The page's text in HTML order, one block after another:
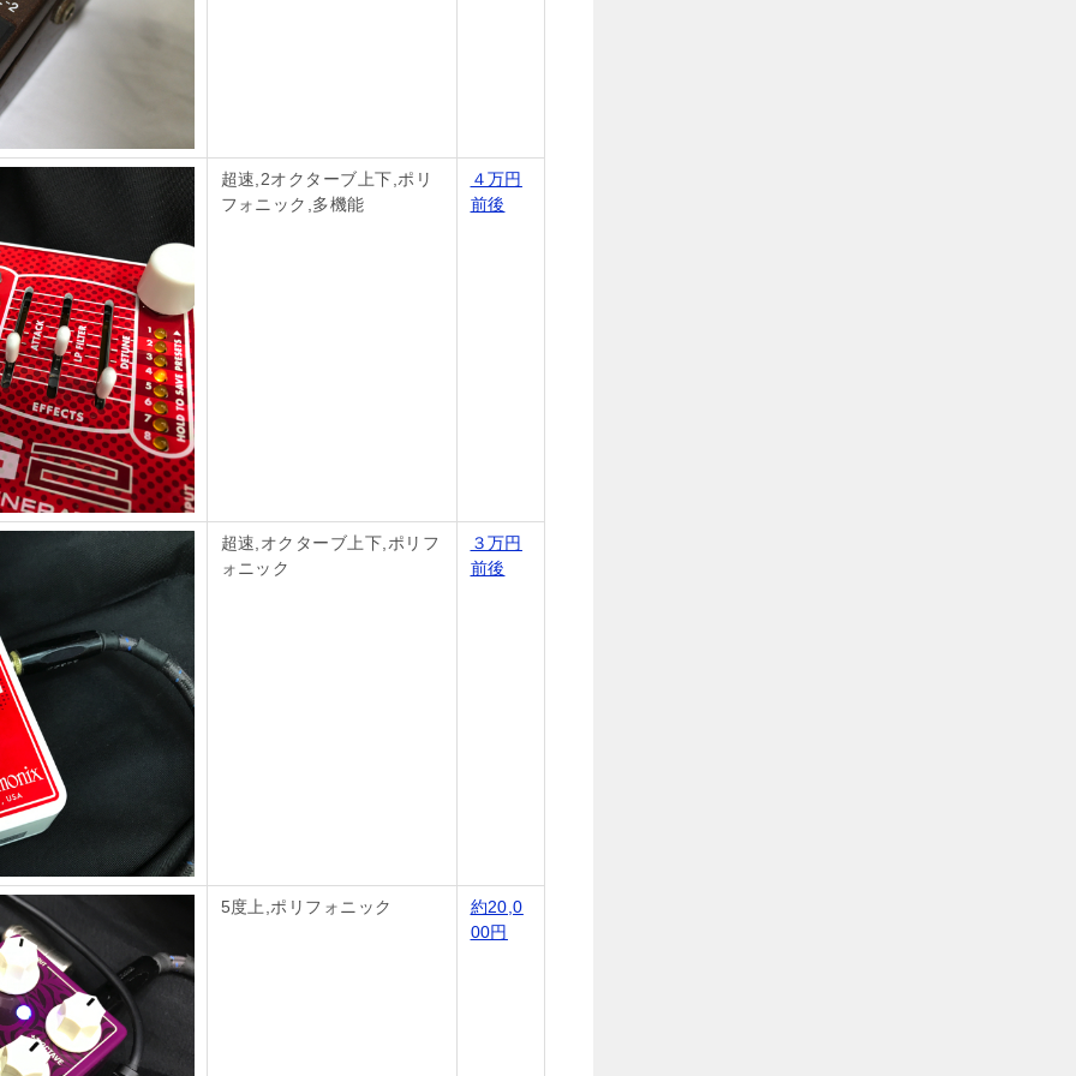
超速,2オクターブ上下,ポリ
フォニック,多機能
４万円
前後
超速,オクターブ上下,ポリフ
ォニック
３万円
前後
5度上,ポリフォニック
約20,0
00円